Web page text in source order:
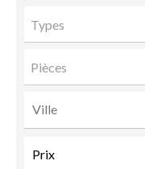
Types
Pièces